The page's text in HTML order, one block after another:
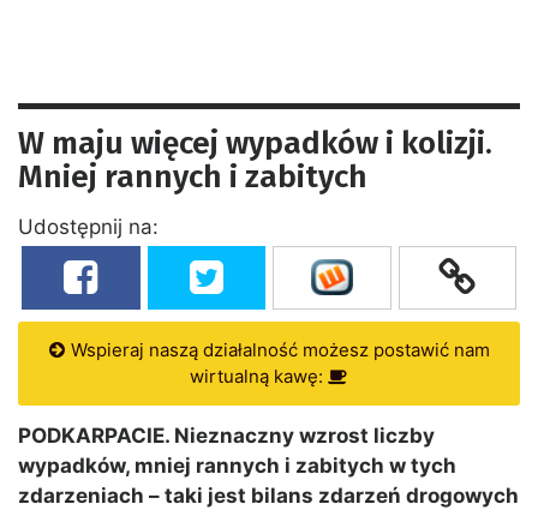
W maju więcej wypadków i kolizji.
Mniej rannych i zabitych
Udostępnij na:
Wspieraj naszą działalność możesz postawić nam
wirtualną kawę:
PODKARPACIE. Nieznaczny wzrost liczby
wypadków, mniej rannych i zabitych w tych
zdarzeniach – taki jest bilans zdarzeń drogowych